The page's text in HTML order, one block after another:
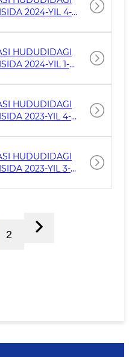
2024-YIL 4-
HUDUDIDAGI
2024-YIL 1-
HUDUDIDAGI
2023-YIL 4-
HUDUDIDAGI
2023-YIL 3-
2